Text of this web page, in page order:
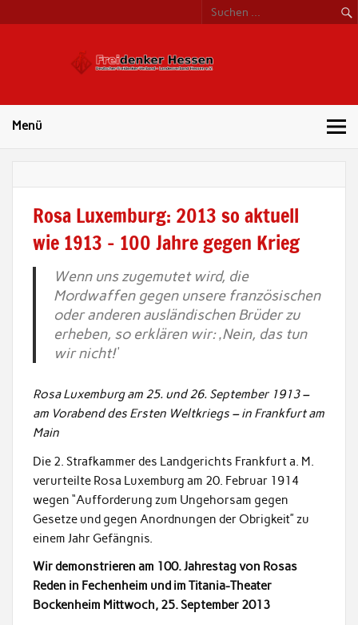
Menü
Rosa Luxemburg: 2013 so aktuell
wie 1913 – 100 Jahre gegen Krieg
Wenn uns zugemutet wird, die
Mordwaffen gegen unsere französischen
oder anderen ausländischen Brüder zu
erheben, so erklären wir: ‚Nein, das tun
wir nicht!‘
Rosa Luxemburg am 25. und 26. September 1913 –
am Vorabend des Ersten Weltkriegs – in Frankfurt am
Main
Die 2. Strafkammer des Landgerichts Frankfurt a. M.
verurteilte Rosa Luxemburg am 20. Februar 1914
wegen “Aufforderung zum Ungehorsam gegen
Gesetze und gegen Anordnungen der Obrigkeit” zu
einem Jahr Gefängnis.
Wir demonstrieren am 100. Jahrestag von Rosas
Reden in Fechenheim und im Titania-Theater
Bockenheim Mittwoch, 25. September 2013